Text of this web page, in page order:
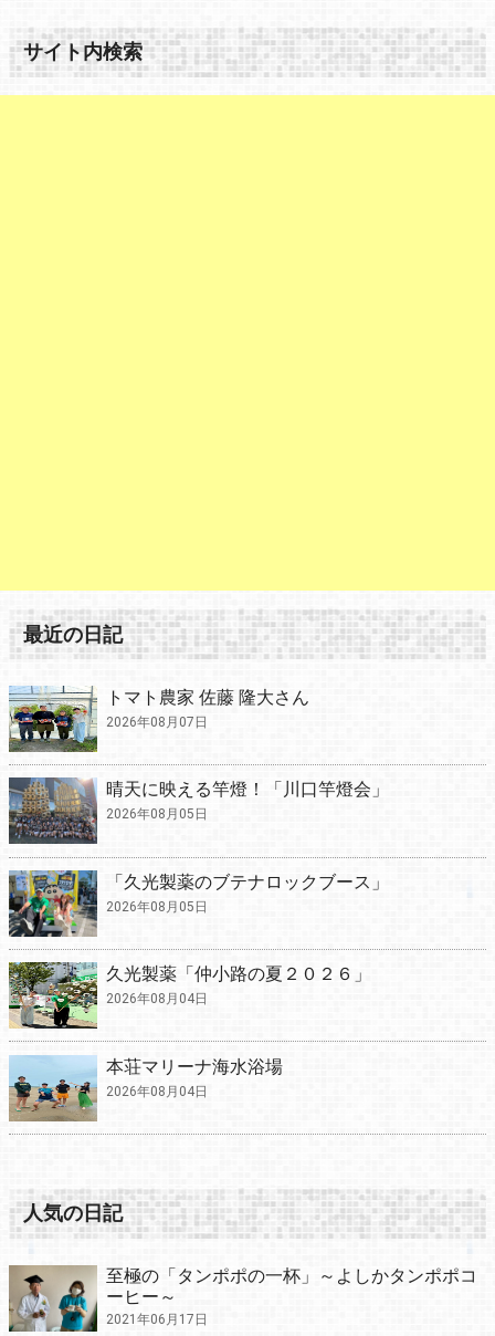
サイト内検索
最近の日記
トマト農家 佐藤 隆大さん
2026年08月07日
晴天に映える竿燈！「川口竿燈会」
2026年08月05日
「久光製薬のブテナロックブース」
2026年08月05日
久光製薬「仲小路の夏２０２６」
2026年08月04日
本荘マリーナ海水浴場
2026年08月04日
人気の日記
至極の「タンポポの一杯」～よしかタンポポコ
ーヒー～
2021年06月17日